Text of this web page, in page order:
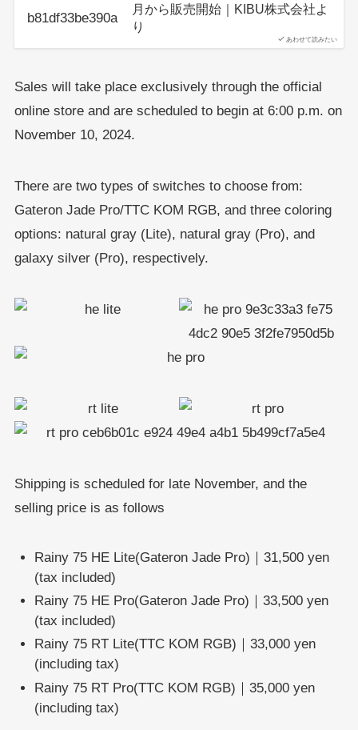
あわせて読みたい
月から販売開始｜KIBU株式会社よ
り
Sales will take place exclusively through the official
online store and are scheduled to begin at 6:00 p.m. on
November 10, 2024.
There are two types of switches to choose from:
Gateron Jade Pro/TTC KOM RGB, and three coloring
options: natural gray (Lite), natural gray (Pro), and
galaxy silver (Pro), respectively.
Shipping is scheduled for late November, and the
selling price is as follows
Rainy 75 HE Lite(Gateron Jade Pro)｜31,500 yen
(tax included)
Rainy 75 HE Pro(Gateron Jade Pro)｜33,500 yen
(tax included)
Rainy 75 RT Lite(TTC KOM RGB)｜33,000 yen
(including tax)
Rainy 75 RT Pro(TTC KOM RGB)｜35,000 yen
(including tax)